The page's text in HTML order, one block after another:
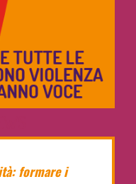
formare i